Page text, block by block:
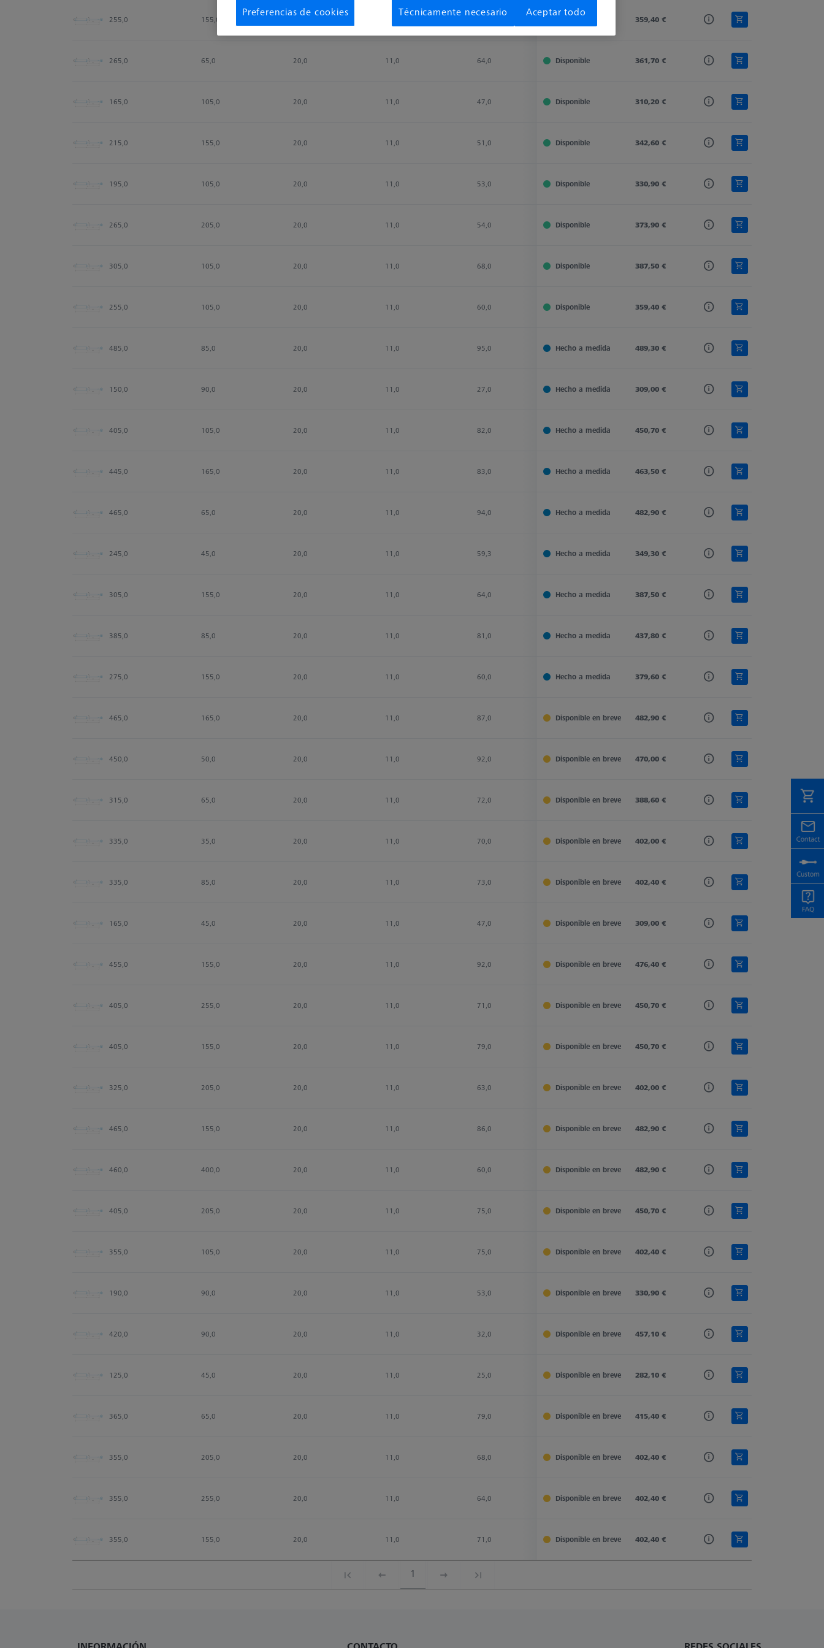
255,0 155,0 M5 Pro
359,40 €
265,0 65,0 20,0 11,0 64,0 Carbon Fiber M5 Pro
Disponible 361,70 €
165,0 105,0 20,0 11,0 47,0 Carbon Fiber M5 Pro
Disponible 310,20 €
215,0 155,0 20,0 11,0 51,0 Carbon Fiber M5 Pro
Disponible 342,60 €
195,0 105,0 20,0 11,0 53,0 Carbon Fiber M5 Pro
Disponible 330,90 €
265,0 205,0 20,0 11,0 54,0 Carbon Fiber M5 Pro
Disponible 373,90 €
305,0 105,0 20,0 11,0 68,0 Carbon Fiber M5 Pro
Disponible 387,50 €
255,0 105,0 20,0 11,0 60,0 Carbon Fiber M5 Pro
Disponible 359,40 €
485,0 85,0 20,0 11,0 95,0 Carbon Fiber M5 Pro
Hecho a medida 489,30 €
150,0 90,0 20,0 11,0 27,0 Carbon Fiber M5 Pro
Hecho a medida 309,00 €
405,0 105,0 20,0 11,0 82,0 Carbon Fiber M5 Pro
Hecho a medida 450,70 €
445,0 165,0 20,0 11,0 83,0 Carbon Fiber M5 Pro
Hecho a medida 463,50 €
465,0 65,0 20,0 11,0 94,0 Carbon Fiber M5 Pro
Hecho a medida 482,90 €
245,0 45,0 20,0 11,0 59,3 Carbon Fiber M5 Pro
Hecho a medida 349,30 €
305,0 155,0 20,0 11,0 64,0 Carbon Fiber M5 Pro
Hecho a medida 387,50 €
385,0 85,0 20,0 11,0 81,0 Carbon Fiber M5 Pro
Hecho a medida 437,80 €
275,0 155,0 20,0 11,0 60,0 Carbon Fiber M5 Pro
Hecho a medida 379,60 €
465,0 165,0 20,0 11,0 87,0 Carbon Fiber M5 Pro
Disponible en breve 482,90 €
450,0 50,0 20,0 11,0 92,0 Carbon Fiber M5 Pro
Disponible en breve 470,00 €
315,0 65,0 20,0 11,0 72,0 Carbon Fiber M5 Pro
Disponible en breve 388,60 €
335,0 35,0 20,0 11,0 70,0 Carbon Fiber M5 Pro
Disponible en breve 402,00 €
335,0 85,0 20,0 11,0 73,0 Carbon Fiber M5 Pro Cone Receiver
Disponible en breve 402,40 €
165,0 45,0 20,0 11,0 47,0 Carbon Fiber M5 Pro
Disponible en breve 309,00 €
455,0 155,0 20,0 11,0 92,0 Carbon Fiber M5 Pro
Disponible en breve 476,40 €
405,0 255,0 20,0 11,0 71,0 Carbon Fiber M5 Pro
Disponible en breve 450,70 €
405,0 155,0 20,0 11,0 79,0 Carbon Fiber M5 Pro
Disponible en breve 450,70 €
325,0 205,0 20,0 11,0 63,0 Carbon Fiber M5 Pro
Disponible en breve 402,00 €
465,0 155,0 20,0 11,0 86,0 Carbon Fiber M5 Pro
Disponible en breve 482,90 €
460,0 400,0 20,0 11,0 60,0 Carbon Fiber M5 Pro
Disponible en breve 482,90 €
405,0 205,0 20,0 11,0 75,0 Carbon Fiber M5 Pro
Disponible en breve 450,70 €
355,0 105,0 20,0 11,0 75,0 Carbon Fiber M5 Pro
Disponible en breve 402,40 €
190,0 90,0 20,0 11,0 53,0 Carbon Fiber M5 Pro
Disponible en breve 330,90 €
420,0 90,0 20,0 11,0 32,0 Carbon Fiber M5 Pro
Disponible en breve 457,10 €
125,0 45,0 20,0 11,0 25,0 Carbon Fiber M5 Pro
Disponible en breve 282,10 €
365,0 65,0 20,0 11,0 79,0 Carbon Fiber M5 Pro
Disponible en breve 415,40 €
355,0 205,0 20,0 11,0 68,0 Carbon Fiber M5 Pro
Disponible en breve 402,40 €
355,0 255,0 20,0 11,0 64,0 Carbon Fiber M5 Pro
Disponible en breve 402,40 €
355,0 155,0 20,0 11,0 71,0 Carbon Fiber M5 Pro
Disponible en breve 402,40 €
1
Preferencias de cookies Técnicamente necesario Aceptar todo